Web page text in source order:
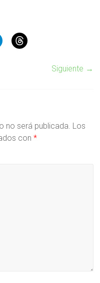
Siguiente →
no será publicada. Los
con*